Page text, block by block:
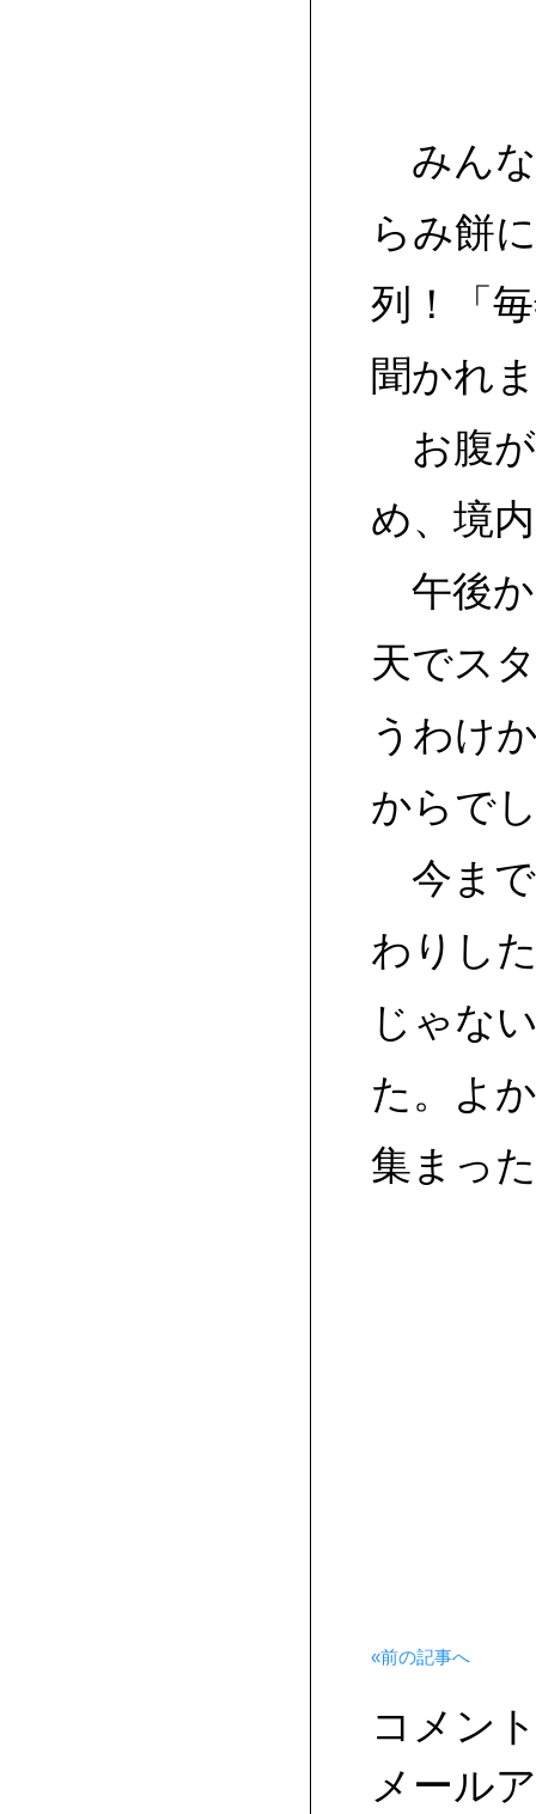
みんな
らみ餅
列！「
聞かれ
お腹が
め、境
午後か
天でス
うわけ
からで
今まで
わりし
じゃな
た。よ
集まっ
«前の記事へ
コメン
メール